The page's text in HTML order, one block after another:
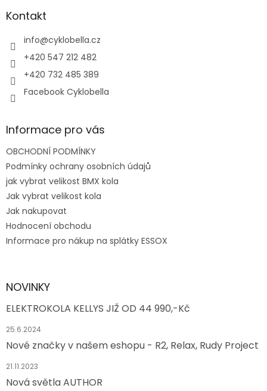
aKontakt
info@cyklobella.cz
+420 547 212 482
+420 732 485 389
Facebook Cyklobella
Informace pro vás
OBCHODNÍ PODMÍNKY
Podmínky ochrany osobních údajů
jak vybrat velikost BMX kola
Jak vybrat velikost kola
Jak nakupovat
Hodnocení obchodu
Informace pro nákup na splátky ESSOX
NOVINKY
ELEKTROKOLA KELLYS JIŽ OD 44 990,-Kč
25.6.2024
Nové značky v našem eshopu - R2, Relax, Rudy Project
21.11.2023
Nová světla AUTHOR